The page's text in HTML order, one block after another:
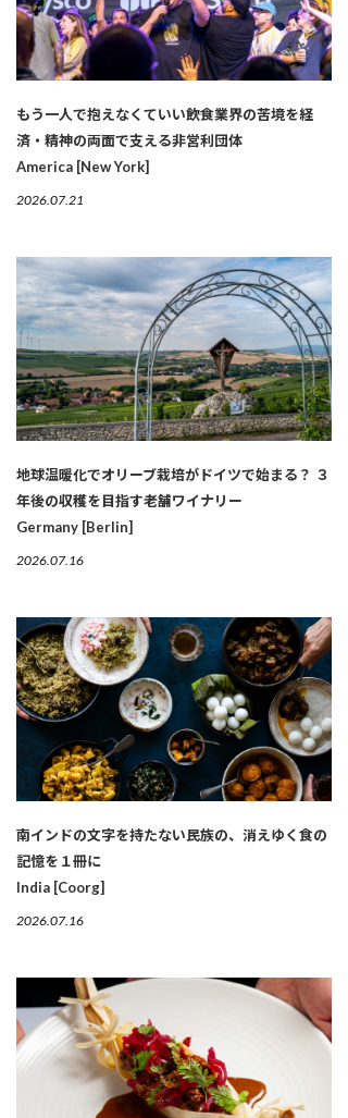
もう一人で抱えなくていい――飲食業界の苦境を経
済・精神の両面で支える非営利団体
America [New York]
2026.07.21
地球温暖化でオリーブ栽培がドイツで始まる？ ３
年後の収穫を目指す老舗ワイナリー
Germany [Berlin]
2026.07.16
南インドの文字を持たない民族の、消えゆく食の
記憶を１冊に
India [Coorg]
2026.07.16